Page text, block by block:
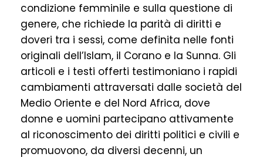
condizione femminile e sulla questione di
genere, che richiede la parità di diritti e
doveri tra i sessi, come definita nelle fonti
originali dell’Islam, il Corano e la Sunna. Gli
articoli e i testi offerti testimoniano i rapidi
cambiamenti attraversati dalle società del
Medio Oriente e del Nord Africa, dove
donne e uomini partecipano attivamente
al riconoscimento dei diritti politici e civili e
promuovono, da diversi decenni, un